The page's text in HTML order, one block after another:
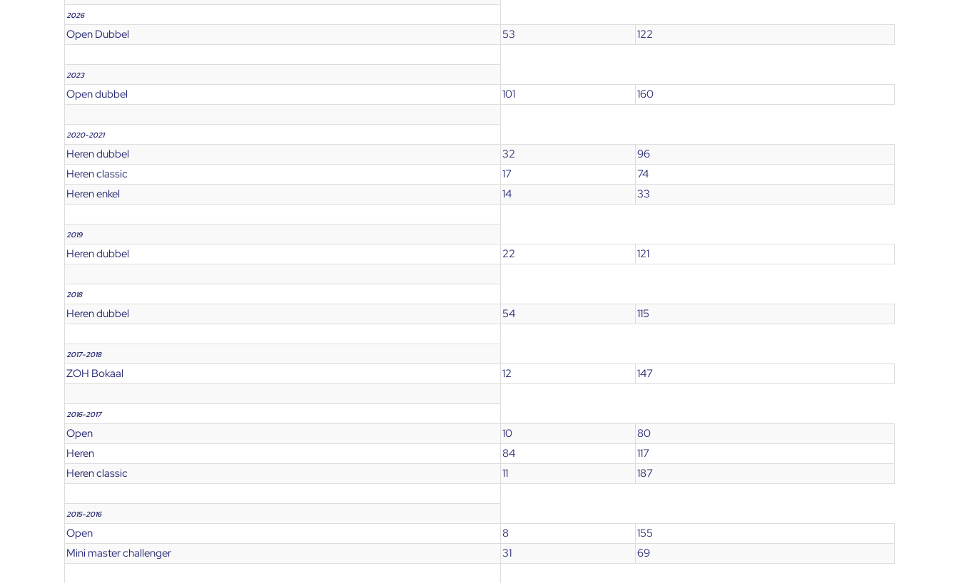
2026
Open Dubbel 53 122
2023
Open dubbel 101 160
2020-2021
Heren dubbel 32
96
Heren classic
17
74
Heren enkel
14 33
2019
Heren dubbel 22 121
2018
Heren dubbel 54 115
2017-2018
ZOH Bokaal 12 147
2016-2017
Open 10
80
Heren
84
117
Heren classic
11 187
2015-2016
Open 8
155
Mini master challenger
31 69